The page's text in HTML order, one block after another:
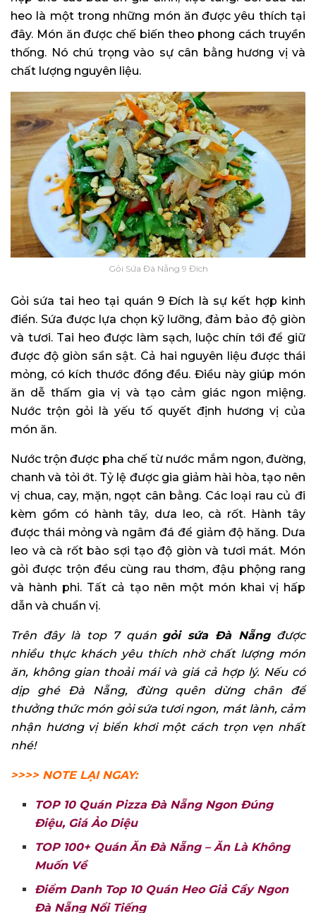
heo là một trong những món ăn được yêu thích tại
đây. Món ăn được chế biến theo phong cách truyền
thống. Nó chú trọng vào sự cân bằng hương vị và
chất lượng nguyên liệu.
Gỏi Sứa Đà Nẵng 9 Đích
Gỏi sứa tai heo tại quán 9 Đích là sự kết hợp kinh
điển. Sứa được lựa chọn kỹ lưỡng, đảm bảo độ giòn
và tươi. Tai heo được làm sạch, luộc chín tới để giữ
được độ giòn sần sật. Cả hai nguyên liệu được thái
mỏng, có kích thước đồng đều. Điều này giúp món
ăn dễ thấm gia vị và tạo cảm giác ngon miệng.
Nước trộn gỏi là yếu tố quyết định hương vị của
món ăn.
Nước trộn được pha chế từ nước mắm ngon, đường,
chanh và tỏi ớt. Tỷ lệ được gia giảm hài hòa, tạo nên
vị chua, cay, mặn, ngọt cân bằng. Các loại rau củ đi
kèm gồm có hành tây, dưa leo, cà rốt. Hành tây
được thái mỏng và ngâm đá để giảm độ hăng. Dưa
leo và cà rốt bào sợi tạo độ giòn và tươi mát. Món
gỏi được trộn đều cùng rau thơm, đậu phộng rang
và hành phi. Tất cả tạo nên một món khai vị hấp
dẫn và chuẩn vị.
Trên đây là top 7 quán gỏi sứa Đà Nẵngđược
nhiều thực khách yêu thích nhờ chất lượng món
ăn, không gian thoải mái và giá cả hợp lý. Nếu có
dịp ghé Đà Nẵng, đừng quên dừng chân để
thưởng thức món gỏi sứa tươi ngon, mát lành, cảm
nhận hương vị biển khơi một cách trọn vẹn nhất
nhé!
>>>> NOTE LẠI NGAY:
TOP 10 Quán Pizza Đà Nẵng Ngon Đúng
Điệu, Giá Ảo Diệu
TOP 100+ Quán Ăn Đà Nẵng – Ăn Là Không
Muốn Về
Điểm Danh Top 10 Quán Heo Giả Cầy Ngon
Đà Nẵng Nổi Tiếng